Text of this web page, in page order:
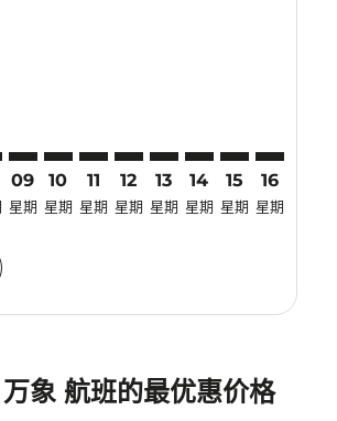
09
星期
10
星期
11
星期
12
星期
13
星期
14
星期
15
星期
16
星期
象 航班的最优惠价格